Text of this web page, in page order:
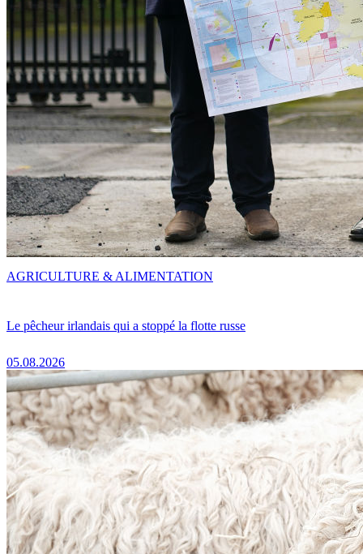
Le pêcheur irlandais qui a stoppé la flotte russe
05.08.2026
AGRICULTURE & ALIMENTATION